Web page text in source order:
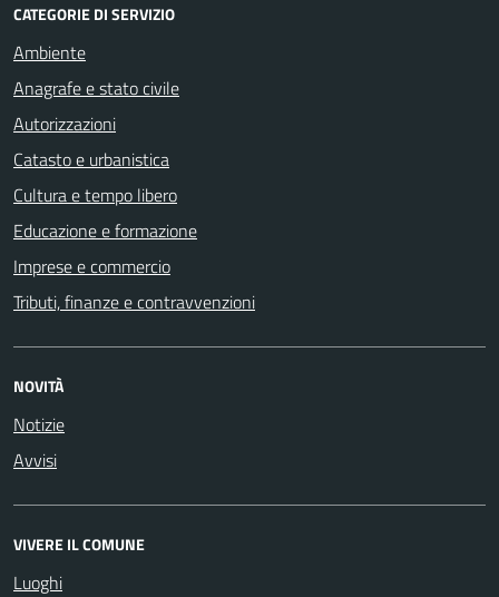
CATEGORIE DI SERVIZIO
Ambiente
Anagrafe e stato civile
Autorizzazioni
Catasto e urbanistica
Cultura e tempo libero
Educazione e formazione
Imprese e commercio
Tributi, finanze e contravvenzioni
NOVITÀ
Notizie
Avvisi
VIVERE IL COMUNE
Luoghi